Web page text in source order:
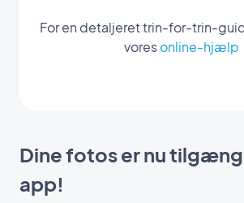
For en detaljeret trin-for-trin-
voresonline-hjælp
Dine fotos er nu
app!